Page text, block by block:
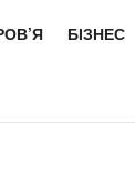
БІЗНЕС